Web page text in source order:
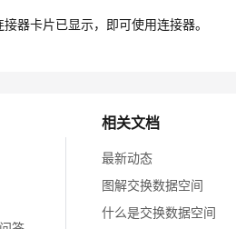
器卡片已显示， 即可使用连接器。
相关文档
最新动态
图解交换数据空间
什么是交换数据空间